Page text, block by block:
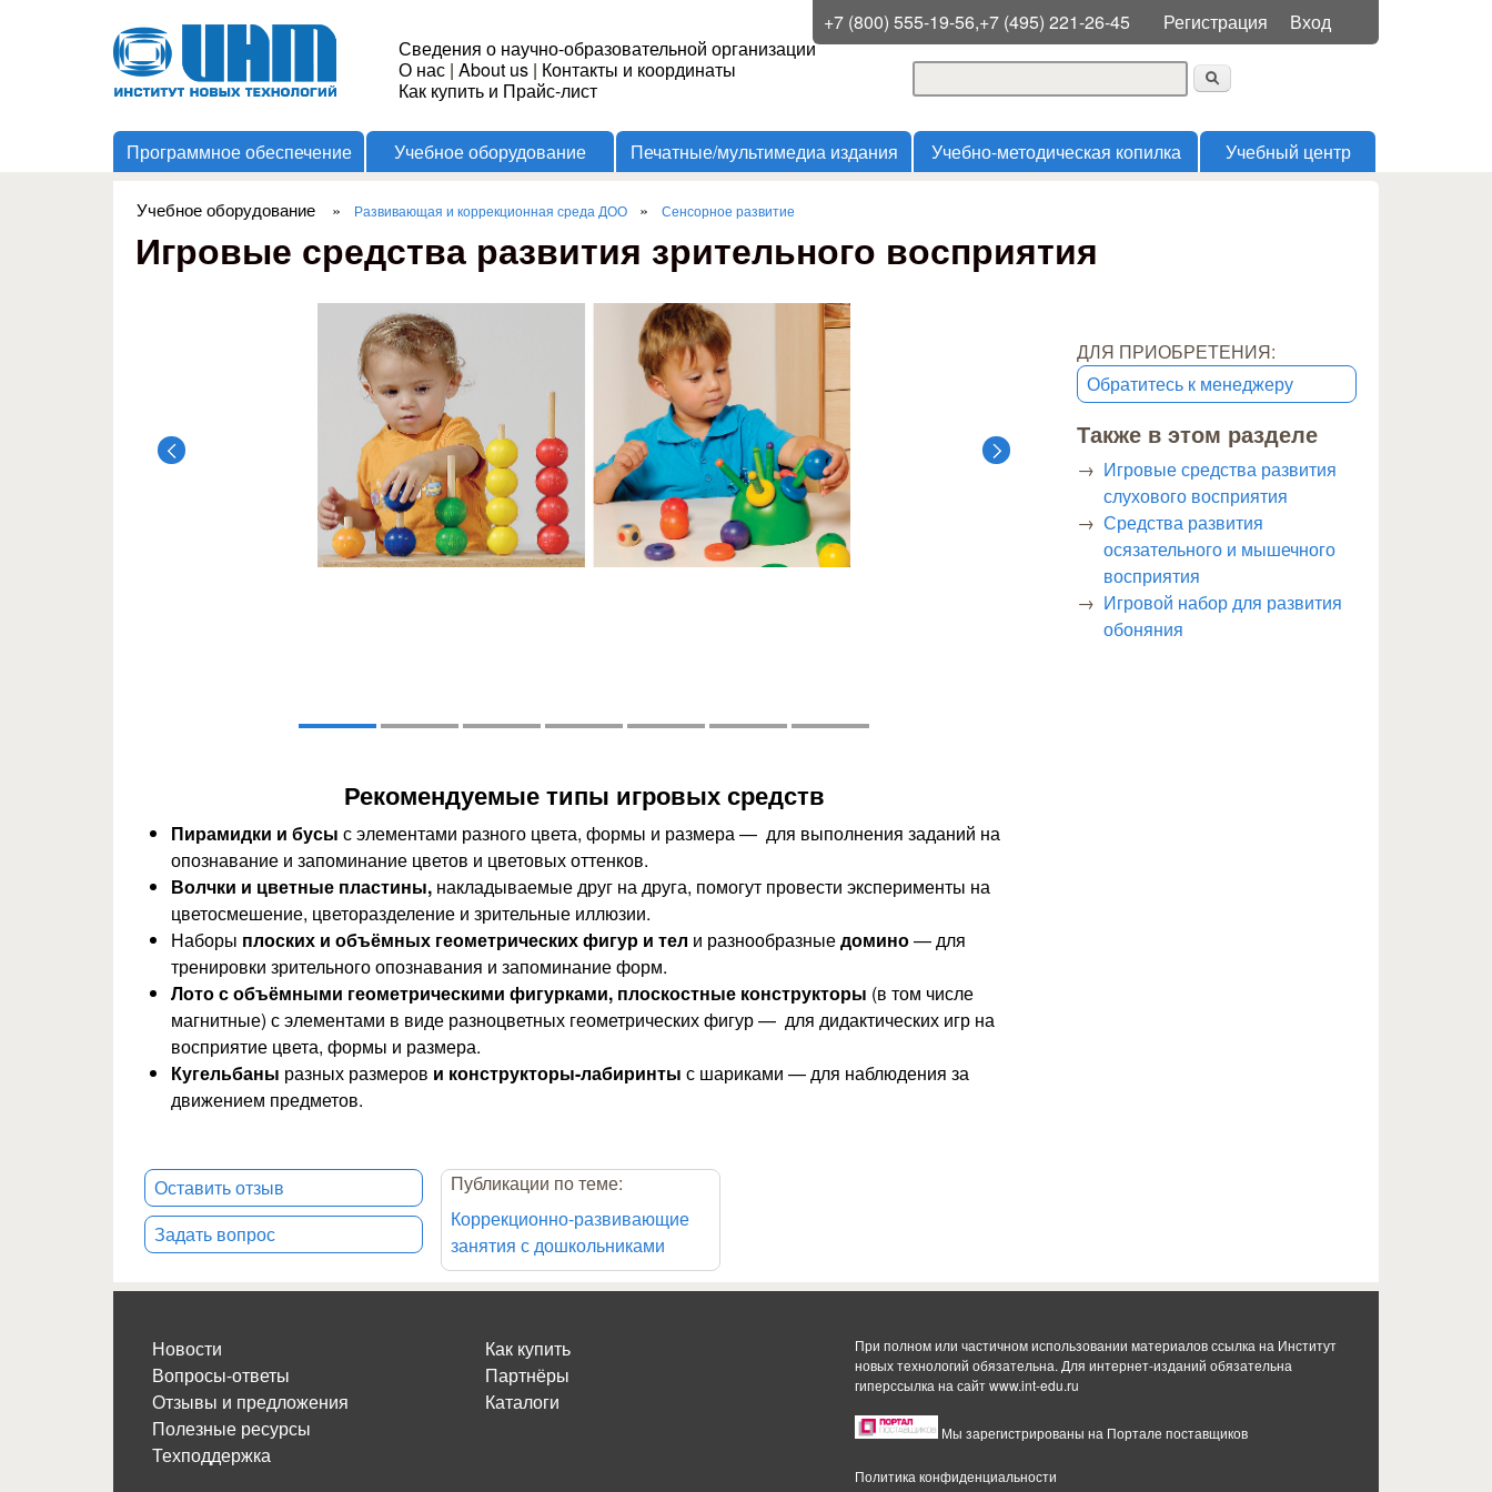
Перейти к основному
содержанию
Меню пользователя
Регистрация Вход
+7 (800) 555-19-56,+7 (495) 221-26-45
Институт
Новых
Технологий
Сведения о научно-образовательной организации
О нас | About us | Контакты и координаты
Как купить и Прайс-лист
Форма поиска
Программное обеспечение Учебное оборудование Печатные/мультимедиа издания Учебно-методическая копилка Учебный центр
Вы здесь
Учебное оборудование » Развивающая и коррекционная среда ДОО » Сенсорное развитие
Игровые средства развития зрительного восприятия
Рекомендуемые типы игровых средств
Пирамидки и бусы с элементами разного цвета, формы и размера — для выполнения заданий на
опознавание и запоминание цветов и цветовых оттенков.
Волчки и цветные пластины, накладываемые друг на друга, помогут провести эксперименты на
цветосмешение, цветоразделение и зрительные иллюзии.
Наборы плоских и объёмных геометрических фигур и тел и разнообразныедомино— для
тренировки зрительного опознавания и запоминание форм.
Лото с объёмными геометрическими фигурками, плоскостные конструкторы (в том числе
магнитные) с элементами в виде разноцветных геометрических фигур — для дидактических игр на
восприятие цвета, формы и размера.
Кугельбаны разных размеров и конструкторы-лабиринты с шариками — для наблюдения за
движением предметов.
Оставить отзыв
Задать вопрос
Публикации по теме:
Коррекционно-развивающие
занятия с дошкольниками
ДЛЯ ПРИОБРЕТЕНИЯ:
Обратитесь к менеджеру
Также в этом разделе
Игровые средства развития
слухового восприятия
Средства развития
осязательного и мышечного
восприятия
Игровой набор для развития
обоняния
Новости
Вопросы-ответы
Отзывы и предложения
Полезные ресурсы
Техподдержка
Как купить
Партнёры
Каталоги
При полном или частичном использовании материалов ссылка на Институт
новых технологий обязательна. Для интернет-изданий обязательна
гиперссылка на сайтwww.int-edu.ru
Мы зарегистрированы на Портале поставщиков
Политика конфиденциальности